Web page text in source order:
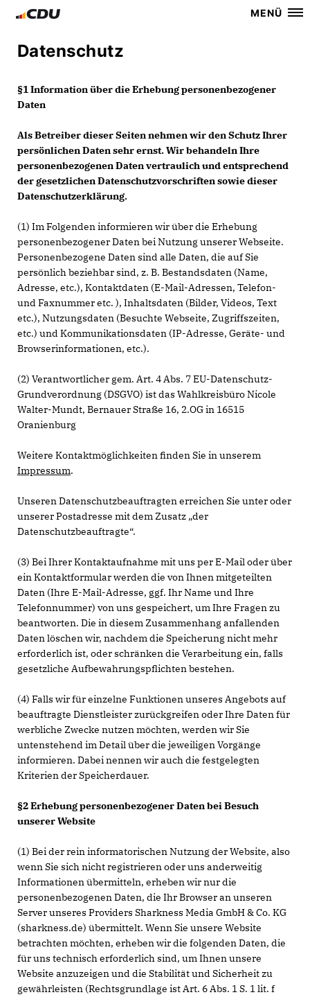
MENÜ
Datenschutz
§1 Information über die Erhebung personenbezogener
Daten
Als Betreiber dieser Seiten nehmen wir den Schutz Ihrer
persönlichen Daten sehr ernst. Wir behandeln Ihre
personenbezogenen Daten vertraulich und entsprechend
der gesetzlichen Datenschutzvorschriften sowie dieser
Datenschutzerklärung.
(1) Im Folgenden informieren wir über die Erhebung
personenbezogener Daten bei Nutzung unserer Webseite.
Personenbezogene Daten sind alle Daten, die auf Sie
persönlich beziehbar sind, z. B. Bestandsdaten (Name,
Adresse, etc.), Kontaktdaten (E-Mail-Adressen, Telefon-
und Faxnummer etc. ), Inhaltsdaten (Bilder, Videos, Text
etc.), Nutzungsdaten (Besuchte Webseite, Zugriffszeiten,
etc.) und Kommunikationsdaten (IP-Adresse, Geräte- und
Browserinformationen, etc.).
(2) Verantwortlicher gem. Art. 4 Abs. 7 EU-Datenschutz-
Grundverordnung (DSGVO) ist das Wahlkreisbüro Nicole
Walter-Mundt, Bernauer Straße 16, 2.OG in 16515
Oranienburg
Weitere Kontaktmöglichkeiten finden Sie in unserem
Impressum.
Unseren Datenschutzbeauftragten erreichen Sie unter oder
unserer Postadresse mit dem Zusatz „der
Datenschutzbeauftragte“.
(3) Bei Ihrer Kontaktaufnahme mit uns per E-Mail oder über
ein Kontaktformular werden die von Ihnen mitgeteilten
Daten (Ihre E-Mail-Adresse, ggf. Ihr Name und Ihre
Telefonnummer) von uns gespeichert, um Ihre Fragen zu
beantworten. Die in diesem Zusammenhang anfallenden
Daten löschen wir, nachdem die Speicherung nicht mehr
erforderlich ist, oder schränken die Verarbeitung ein, falls
gesetzliche Aufbewahrungspflichten bestehen.
(4) Falls wir für einzelne Funktionen unseres Angebots auf
beauftragte Dienstleister zurückgreifen oder Ihre Daten für
werbliche Zwecke nutzen möchten, werden wir Sie
untenstehend im Detail über die jeweiligen Vorgänge
informieren. Dabei nennen wir auch die festgelegten
Kriterien der Speicherdauer.
§2 Erhebung personenbezogener Daten bei Besuch
unserer Website
(1) Bei der rein informatorischen Nutzung der Website, also
wenn Sie sich nicht registrieren oder uns anderweitig
Informationen übermitteln, erheben wir nur die
personenbezogenen Daten, die Ihr Browser an unseren
Server unseres Providers Sharkness Media GmbH & Co. KG
(sharkness.de) übermittelt. Wenn Sie unsere Website
betrachten möchten, erheben wir die folgenden Daten, die
für uns technisch erforderlich sind, um Ihnen unsere
Website anzuzeigen und die Stabilität und Sicherheit zu
gewährleisten (Rechtsgrundlage ist Art. 6 Abs. 1 S. 1 lit. f